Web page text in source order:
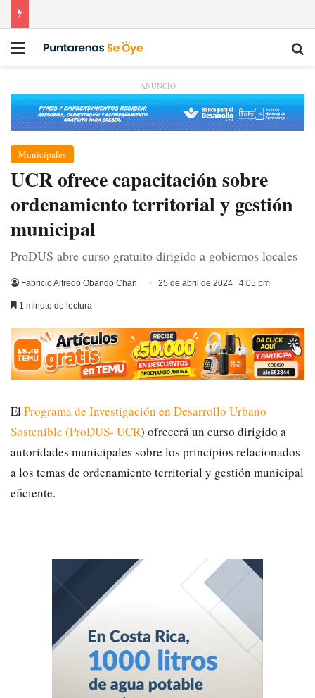
Menú
ANUNCIO
Municipales
UCR ofrece capacitación sobre
ordenamiento territorial y gestión
municipal
ProDUS abre curso gratuito dirigido a gobiernos locales
Fabricio Alfredo Obando Chan 25 de abril de 2024 | 4:05 pm
1 minuto de lectura
El Programa de Investigación en Desarrollo Urbano
Sostenible (ProDUS- UCR) ofrecerá un curso dirigido a
autoridades municipales sobre los principios relacionados
a los temas de ordenamiento territorial y gestión municipal
eficiente.